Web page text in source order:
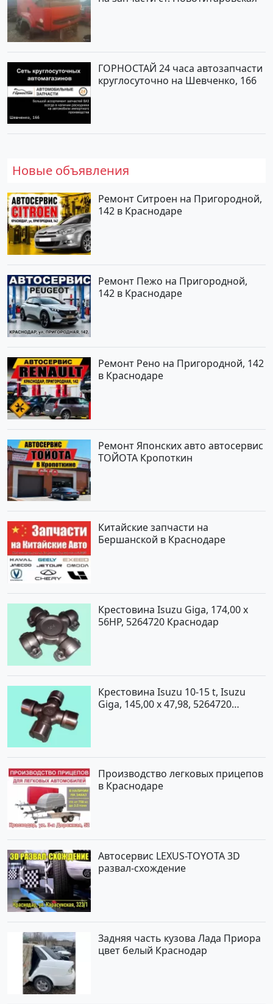
ГОРНОСТАЙ 24 часа автозапчасти
круглосуточно на Шевченко, 166
Новые объявления
Ремонт Ситроен на Пригородной,
142 в Краснодаре
Ремонт Пежо на Пригородной,
142 в Краснодаре
Ремонт Рено на Пригородной, 142
в Краснодаре
Ремонт Японских авто автосервис
ТОЙОТА Кропоткин
Китайские запчасти на
Бершанской в Краснодаре
Крестовина Isuzu Giga, 174,00 x
56HP, 5264720 Краснодар
Крестовина Isuzu 10-15 t, Isuzu
Giga, 145,00 x 47,98, 5264720
Производство легковых прицепов
в Краснодаре
Автосервис LEXUS-TOYOTA 3D
развал-схождение
Задняя часть кузова Лада Приора
цвет белый Краснодар